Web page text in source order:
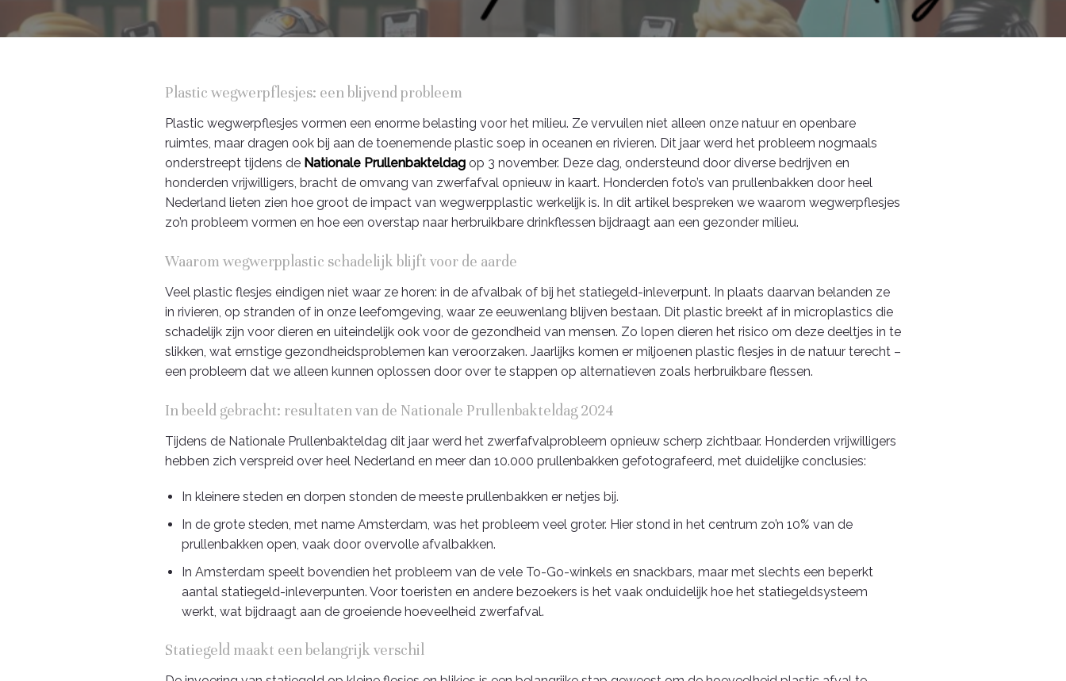
Plastic wegwerpflesjes: een blijvend probleem
Plastic wegwerpflesjes vormen een enorme belasting voor het milieu. Ze vervuilen niet alleen onze natuur en openbare
ruimtes, maar dragen ook bij aan de toenemende plastic soep in oceanen en rivieren. Dit jaar werd het probleem nogmaals
onderstreept tijdens de Nationale Prullenbakteldag op 3 november. Deze dag, ondersteund door diverse bedrijven en
honderden vrijwilligers, bracht de omvang van zwerfafval opnieuw in kaart. Honderden foto’s van prullenbakken door heel
Nederland lieten zien hoe groot de impact van wegwerpplastic werkelijk is. In dit artikel bespreken we waarom wegwerpflesjes
zo’n probleem vormen en hoe een overstap naar herbruikbare drinkflessen bijdraagt aan een gezonder milieu.
Waarom wegwerpplastic schadelijk blijft voor de aarde
Veel plastic flesjes eindigen niet waar ze horen: in de afvalbak of bij het statiegeld-inleverpunt. In plaats daarvan belanden ze
in rivieren, op stranden of in onze leefomgeving, waar ze eeuwenlang blijven bestaan. Dit plastic breekt af in microplastics die
schadelijk zijn voor dieren en uiteindelijk ook voor de gezondheid van mensen. Zo lopen dieren het risico om deze deeltjes in te
slikken, wat ernstige gezondheidsproblemen kan veroorzaken. Jaarlijks komen er miljoenen plastic flesjes in de natuur terecht –
een probleem dat we alleen kunnen oplossen door over te stappen op alternatieven zoals herbruikbare flessen.
In beeld gebracht: resultaten van de Nationale Prullenbakteldag 2024
Tijdens de Nationale Prullenbakteldag dit jaar werd het zwerfafvalprobleem opnieuw scherp zichtbaar. Honderden vrijwilligers
hebben zich verspreid over heel Nederland en meer dan 10.000 prullenbakken gefotografeerd, met duidelijke conclusies:
In kleinere steden en dorpen stonden de meeste prullenbakken er netjes bij.
In de grote steden, met name Amsterdam, was het probleem veel groter. Hier stond in het centrum zo’n 10% van de
prullenbakken open, vaak door overvolle afvalbakken.
In Amsterdam speelt bovendien het probleem van de vele To-Go-winkels en snackbars, maar met slechts een beperkt
aantal statiegeld-inleverpunten. Voor toeristen en andere bezoekers is het vaak onduidelijk hoe het statiegeldsysteem
werkt, wat bijdraagt aan de groeiende hoeveelheid zwerfafval.
Statiegeld maakt een belangrijk verschil